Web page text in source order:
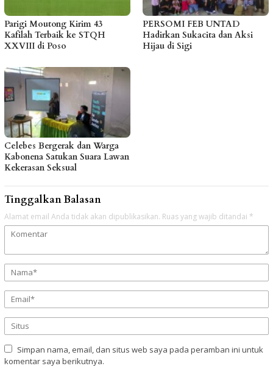
Parigi Moutong Kirim 43
Kafilah Terbaik ke STQH
XXVIII di Poso
PERSOMI FEB UNTAD
Hadirkan Sukacita dan Aksi
Hijau di Sigi
Celebes Bergerak dan Warga
Kabonena Satukan Suara Lawan
Kekerasan Seksual
Tinggalkan Balasan
Alamat email Anda tidak akan dipublikasikan. Ruas yang wajib ditandai *
Simpan nama, email, dan situs web saya pada peramban ini untuk
komentar saya berikutnya.